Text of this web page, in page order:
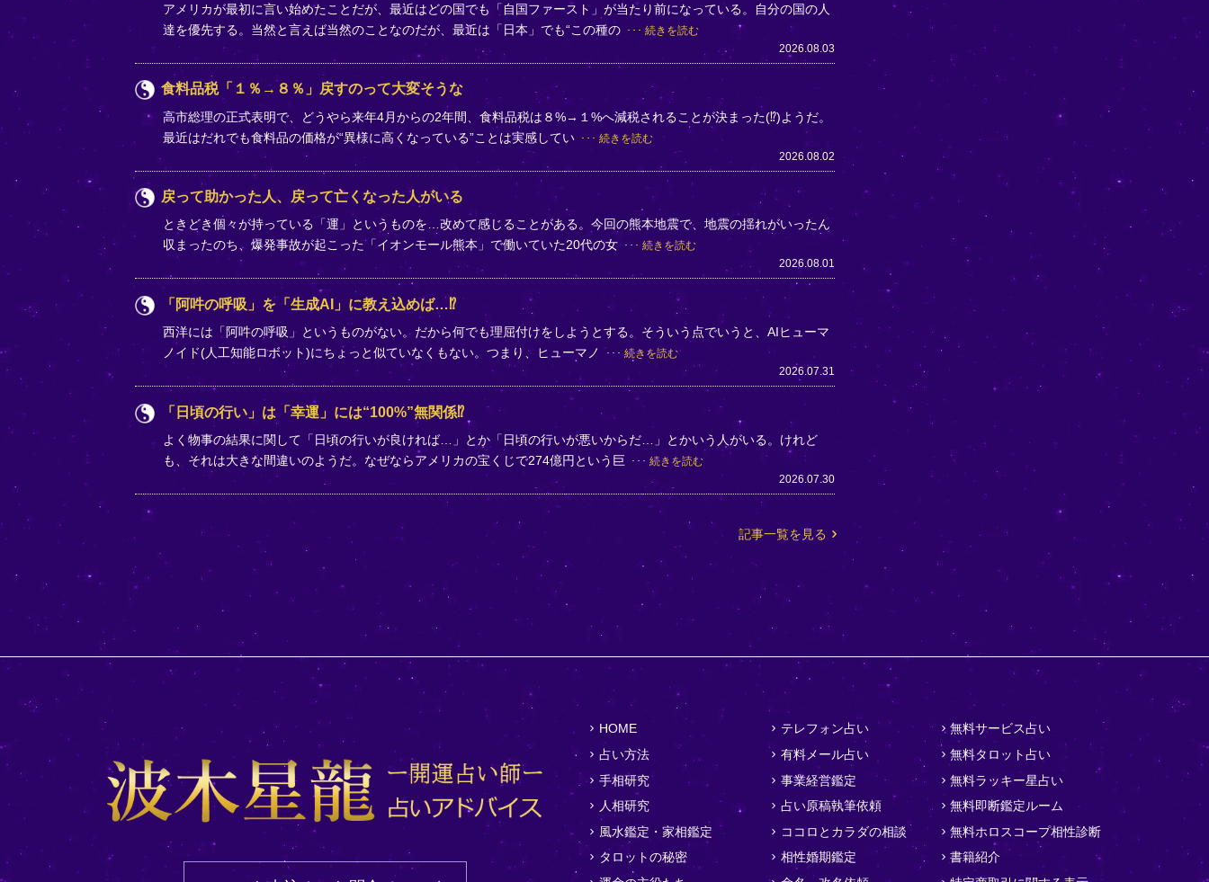
アメリカが最初に言い始めたことだが、最近はどの国でも「自国ファースト」が当たり前になっている。自分の国の人
達を優先する。当然と言えば当然のことなのだが、最近は「日本」でも“この種の
続きを読む
2026.08.03
食料品税「１％→８％」戻すのって大変そうな
高市総理の正式表明で、どうやら来年4月からの2年間、食料品税は８%→１%へ減税されることが決まった(⁉)ようだ。
最近はだれでも食料品の価格が“異様に高くなっている”ことは実感してい
続きを読む
2026.08.02
戻って助かった人、戻って亡くなった人がいる
ときどき個々が持っている「運」というものを…改めて感じることがある。今回の熊本地震で、地震の揺れがいったん
収まったのち、爆発事故が起こった「イオンモール熊本」で働いていた20代の女
続きを読む
2026.08.01
「阿吽の呼吸」を「生成AI」に教え込めば…⁉
西洋には「阿吽の呼吸」というものがない。だから何でも理屈付けをしようとする。そういう点でいうと、AIヒューマ
ノイド(人工知能ロボット)にちょっと似ていなくもない。つまり、ヒューマノ
続きを読む
2026.07.31
「日頃の行い」は「幸運」には“100%”無関係⁉
よく物事の結果に関して「日頃の行いが良ければ…」とか「日頃の行いが悪いからだ…」とかいう人がいる。けれど
も、それは大きな間違いのようだ。なぜならアメリカの宝くじで274億円という巨
続きを読む
2026.07.30
記事一覧を見る
HOME
占い方法
手相研究
人相研究
風水鑑定・家相鑑定
タロットの秘密
テレフォン占い
有料メール占い
事業経営鑑定
占い原稿執筆依頼
ココロとカラダの相談
相性婚期鑑定
無料サービス占い
無料タロット占い
無料ラッキー星占い
無料即断鑑定ルーム
無料ホロスコープ相性診断
書籍紹介